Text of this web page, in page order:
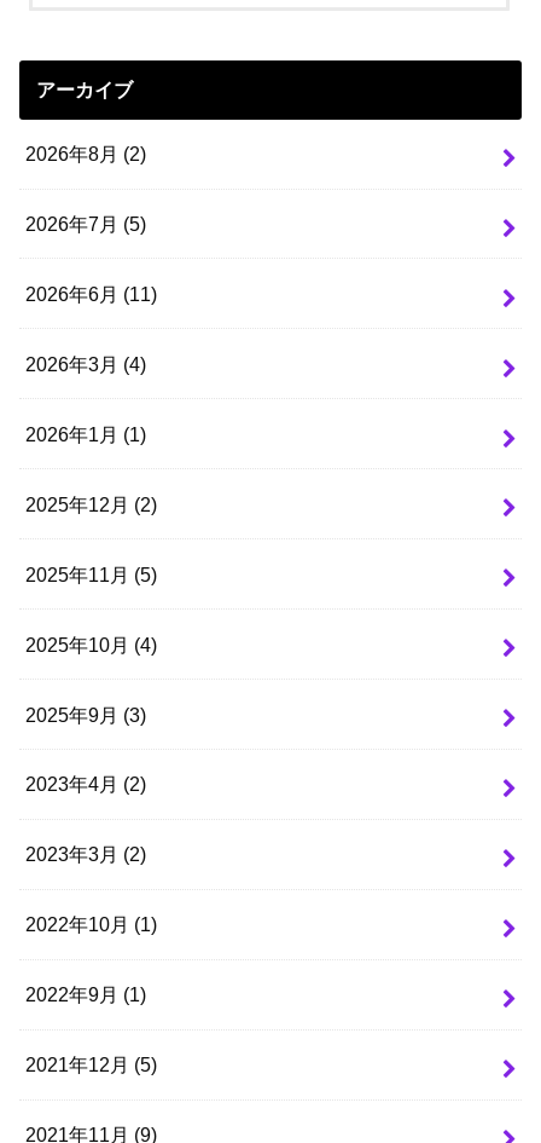
アーカイブ
2026年8月 (2)
2026年7月 (5)
2026年6月 (11)
2026年3月 (4)
2026年1月 (1)
2025年12月 (2)
2025年11月 (5)
2025年10月 (4)
2025年9月 (3)
2023年4月 (2)
2023年3月 (2)
2022年10月 (1)
2022年9月 (1)
2021年12月 (5)
2021年11月 (9)